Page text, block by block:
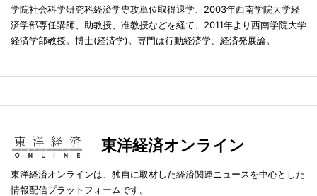
学院社会科学研究科経済学専攻単位取得退学、2003年西南学院大学経
済学部専任講師、助教授、准教授などを経て、2011年より西南学院大学
経済学部教授。博士(経済学)。専門は行動経済学、経済発展論。
東洋経済オンライン
東洋経済オンラインは、独自に取材した経済関連ニュースを中心とした
情報配信プラットフォームです。